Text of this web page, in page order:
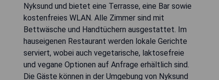
Nyksund und bietet eine Terrasse, eine Bar sowie
kostenfreies WLAN. Alle Zimmer sind mit
Bettwäsche und Handtüchern ausgestattet. Im
hauseigenen Restaurant werden lokale Gerichte
serviert, wobei auch vegetarische, laktosefreie
und vegane Optionen auf Anfrage erhältlich sind.
Die Gäste können in der Umgebung von Nyksund